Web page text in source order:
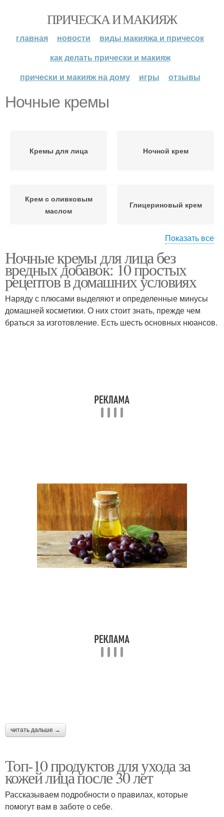
ПРИЧЕСКА И МАКИЯЖ
главная новости
виды макияжа и причесок
как делать прически и макияж
прически и макияж на дому
игры отзывы
Ночные кремы
Кремы для лица Ночной крем
Крем с оливковым
маслом
Глицериновый крем
Крем от морщин Крем с алоэ
Молочный крем Крем для лица
Показать все
Ночные кремы для лица без
вредных добавок: 10 простых
рецептов в домашних условиях
Наряду с плюсами выделяют и определенные минусы
домашней косметики. О них стоит знать, прежде чем
браться за изготовление. Есть шесть основных нюансов.
читать дальше →
Топ-10 продуктов для ухода за
кожей лица после 30 лет
Рассказываем подробности о правилах, которые
помогут вам в заботе о себе.